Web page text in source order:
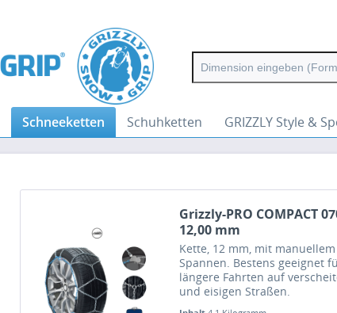
Schneeketten Schuhketten GRIZZLY Style &
Grizzly-PRO COMPACT
12,00 mm
Kette, 12 mm, mit manuellem
Spannen. Bestens geeignet
längere Fahrten auf
und eisigen Straßen.